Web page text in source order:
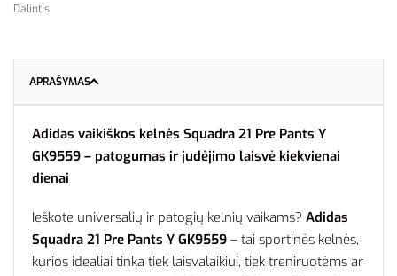
Dalintis
APRAŠYMAS
Adidas vaikiškos kelnės Squadra 21 Pre Pants Y
GK9559 – patogumas ir judėjimo laisvė kiekvienai
dienai
Ieškote universalių ir patogių kelnių vaikams? Adidas
Squadra 21 Pre Pants Y GK9559 – tai sportinės kelnės,
kurios idealiai tinka tiek laisvalaikiui, tiek treniruotėms ar